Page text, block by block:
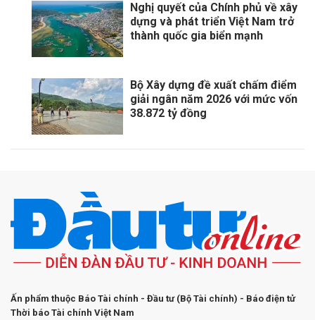
Nghị quyết của Chính phủ về xây
dựng và phát triển Việt Nam trở
thành quốc gia biển mạnh
Bộ Xây dựng đề xuất chấm điểm
giải ngân năm 2026 với mức vốn
38.872 tỷ đồng
Ấn phẩm thuộc Báo Tài chính - Đầu tư (Bộ Tài chính) - Báo điện tử
Thời báo Tài chính Việt Nam